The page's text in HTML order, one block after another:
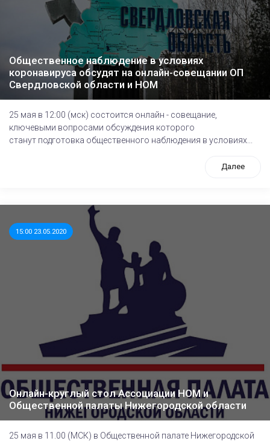
Общественное наблюдение в условиях
коронавируса обсудят на онлайн-совещании ОП
Свердловской области и НОМ
25 мая в 12:00 (мск) состоится онлайн - совещание,
ключевыми вопросами обсуждения которого
станут подготовка общественного наблюдения в условиях...
Далее
15:00 23.05.2020
Онлайн-круглый стол Ассоциации НОМ и
Общественной палаты Нижегородской области
25 мая в 11.00 (МСК) в Общественной палате Нижегородской